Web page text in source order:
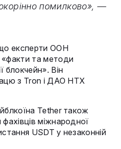
помилково», —
експерти ООН
«факти та методи
блокчейн». Він
з Tron і ДАО HTX
Tether також
міжнародної
USDT у незаконній